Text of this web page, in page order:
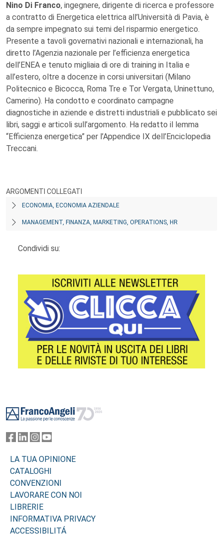
Nino Di Franco, ingegnere, dirigente di ricerca e professore
a contratto di Energetica elettrica all’Università di Pavia, è
da sempre impegnato sui temi del risparmio energetico.
Presente a tavoli governativi nazionali e internazionali, ha
diretto l’Agenzia nazionale per l’efficienza energetica
dell’ENEA e tenuto migliaia di ore di training in Italia e
all’estero, oltre a docenze in corsi universitari (Milano
Politecnico e Bicocca, Roma Tre e Tor Vergata, Uninettuno,
Camerino). Ha condotto e coordinato campagne
diagnostiche in aziende e distretti industriali e pubblicato sei
libri, saggi e articoli sull’argomento. Ha redatto il lemma
“Efficienza energetica” per l’Appendice IX dell’Enciclopedia
Treccani.
ARGOMENTI COLLEGATI
ECONOMIA, ECONOMIA AZIENDALE
MANAGEMENT, FINANZA, MARKETING, OPERATIONS, HR
Condividi su:
LA TUA OPINIONE
CATALOGHI
CONVENZIONI
LAVORARE CON NOI
LIBRERIE
INFORMATIVA PRIVACY
ACCESSIBILITÁ